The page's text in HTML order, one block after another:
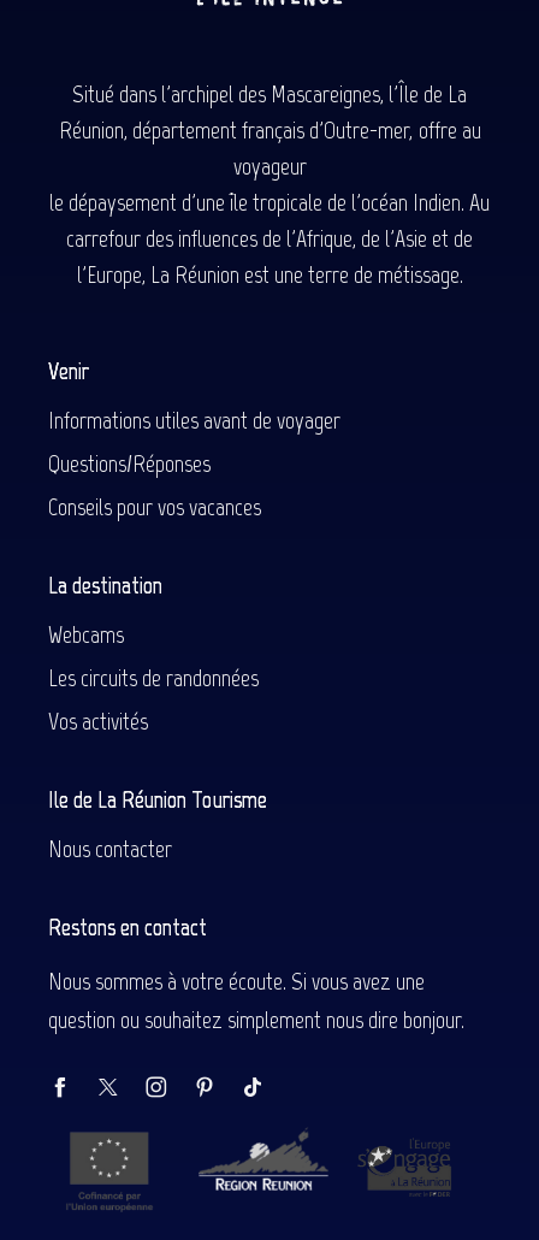
Situé dans l'archipel des Mascareignes, l'Île de La
Réunion, département français d'Outre-mer, offre au
voyageur
le dépaysement d'une île tropicale de l'océan Indien. Au
carrefour des influences de l'Afrique, de l'Asie et de
l'Europe, La Réunion est une terre de métissage.
Venir
Informations utiles avant de voyager
Questions/Réponses
Conseils pour vos vacances
La destination
Webcams
Les circuits de randonnées
Vos activités
Ile de La Réunion Tourisme
Nous contacter
Restons en contact
Nous sommes à votre écoute. Si vous avez une
question ou souhaitez simplement nous dire bonjour.